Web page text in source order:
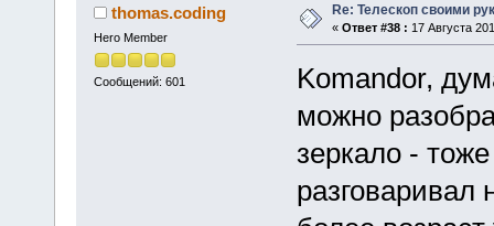
thomas.coding
Hero Member
Сообщений: 601
Re: Телескоп своими
« Ответ #38 : 17 Августа
Komandor,
можно
зеркало -
разговаривал